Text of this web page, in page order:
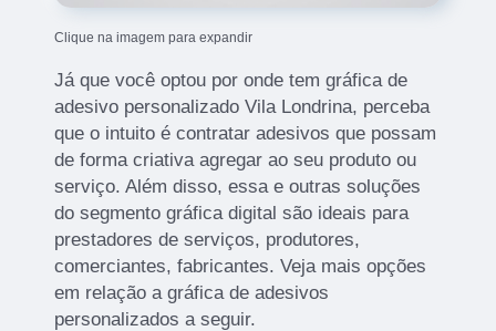
Clique na imagem para expandir
Já que você optou por onde tem gráfica de
adesivo personalizado Vila Londrina, perceba
que o intuito é contratar adesivos que possam
de forma criativa agregar ao seu produto ou
serviço. Além disso, essa e outras soluções
do segmento gráfica digital são ideais para
prestadores de serviços, produtores,
comerciantes, fabricantes. Veja mais opções
em relação a gráfica de adesivos
personalizados a seguir.